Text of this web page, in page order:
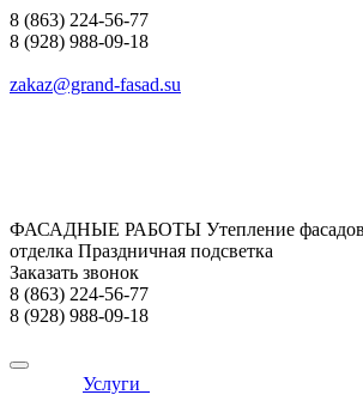
8 (863) 224-56-77
8 (928) 988-09-18
zakaz@grand-fasad.su
ФАСАДНЫЕ РАБОТЫ Утепление фасадов
отделка Праздничная подсветка
Заказать звонок
8 (863) 224-56-77
8 (928) 988-09-18
Услуги